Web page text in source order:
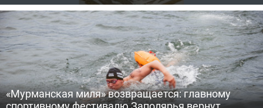
«Мурманская миля» возвращается: главному